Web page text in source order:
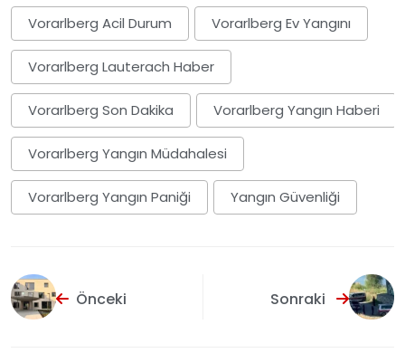
Vorarlberg Acil Durum Vorarlberg Ev Yangını
Vorarlberg Lauterach Haber
Vorarlberg Son Dakika Vorarlberg Yangın Haberi
Vorarlberg Yangın Müdahalesi
Vorarlberg Yangın Paniği Yangın Güvenliği
Önceki Sonraki